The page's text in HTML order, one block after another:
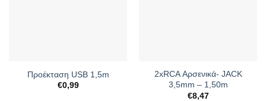
Προέκταση USB 1,5m
€0,99
2xRCA Αρσενικά- JACK
3,5mm – 1,50m
€8,47